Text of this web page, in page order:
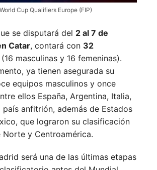
Cup Qualifiers Europe (FIP)
se disputará del 2 al 7 de
Catar, contará con 32
(16 masculinas y 16 femeninas).
ya tienen asegurada su
equipos masculinos y once
ellos España, Argentina, Italia,
anfitrión, además de Estados
que lograron su clasificación
Norte y Centroamérica.
será una de las últimas etapas